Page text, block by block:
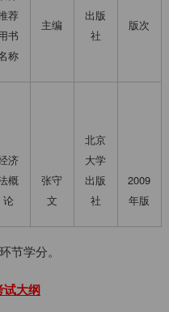
荐
书
称
主编
出版
社
版次
济
概
论
张守
文
北京
大学
出版
社
2009
年版
节学分。
试大纲